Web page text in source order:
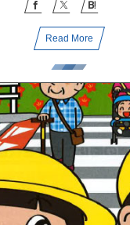
Read More